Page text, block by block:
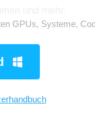
GPUs, Systeme,